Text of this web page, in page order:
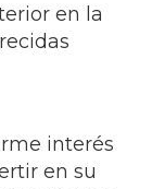
en la
interés
en su